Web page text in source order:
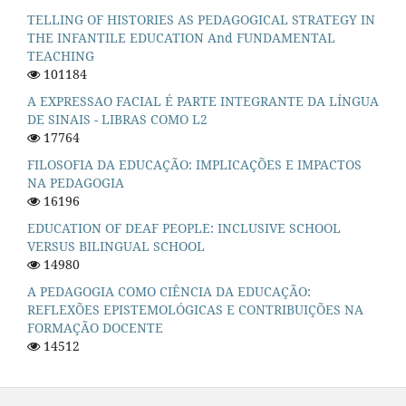
TELLING OF HISTORIES AS PEDAGOGICAL STRATEGY IN
THE INFANTILE EDUCATION And FUNDAMENTAL
TEACHING
101184
A EXPRESSAO FACIAL É PARTE INTEGRANTE DA LÍNGUA
DE SINAIS - LIBRAS COMO L2
17764
FILOSOFIA DA EDUCAÇÃO: IMPLICAÇÕES E IMPACTOS
NA PEDAGOGIA
16196
EDUCATION OF DEAF PEOPLE: INCLUSIVE SCHOOL
VERSUS BILINGUAL SCHOOL
14980
A PEDAGOGIA COMO CIÊNCIA DA EDUCAÇÃO:
REFLEXÕES EPISTEMOLÓGICAS E CONTRIBUIÇÕES NA
FORMAÇÃO DOCENTE
14512